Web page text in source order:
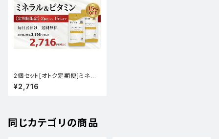
2個セット[オトク定期便]ミネラ
ル&ビタミン
¥2,716
同じカテゴリの商品